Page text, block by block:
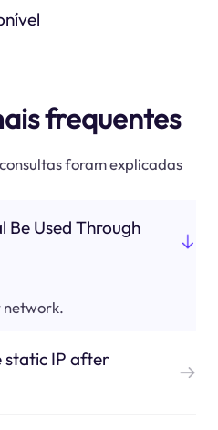
frequentes
foram explicadas
Be Used Through
network.
static IP after